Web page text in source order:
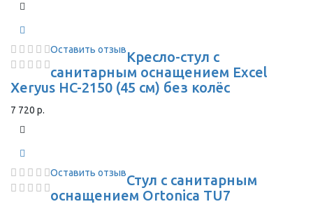
Оставить отзывКресло-стул с
санитарным оснащением Excel
Xeryus HC-2150 (45 см) без колёс
7 720 р.
Оставить отзывСтул с санитарным
оснащением Ortonica TU7